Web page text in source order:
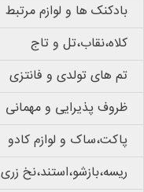
بادکنک ها و لوازم مرتبط
کلاه،نقاب،تل و تاج
تم های تولدی و فانتزی
ظروف پذیرایی و مهمانی
پاکت،ساک و لوازم کادو
ریسه،بازشو،استند،نخ زری